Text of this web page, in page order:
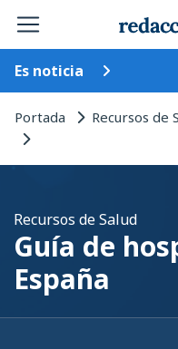
Es noticia
Portada Recursos de
Recursos de Salud
Guía de
España